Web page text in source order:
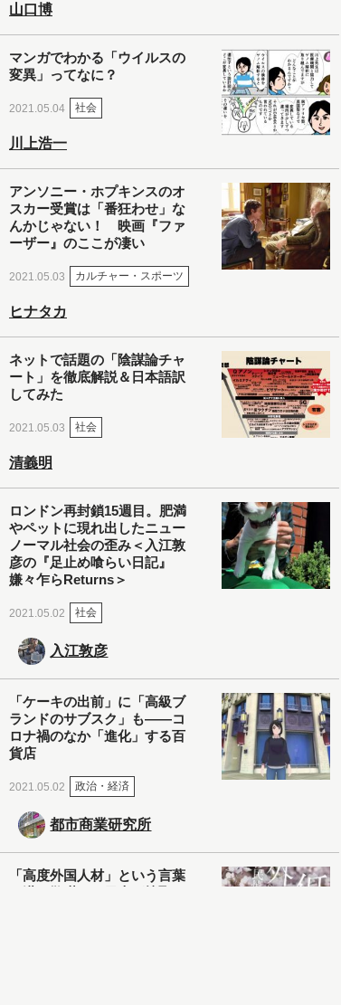
山口博
マンガでわかる「ウイルスの
変異」ってなに？
2021.05.04 社会
川上浩一
アンソニー・ホプキンスのオ
スカー受賞は「番狂わせ」な
んかじゃない！ 映画『ファ
ーザー』のここが凄い
2021.05.03 カルチャー・スポーツ
ヒナタカ
ネットで話題の「陰謀論チャ
ート」を徹底解説＆日本語訳
してみた
2021.05.03 社会
清義明
ロンドン再封鎖15週目。肥満
やペットに現れ出したニュー
ノーマル社会の歪み＜入江敦
彦の『足止め喰らい日記』
嫌々乍らReturns＞
2021.05.02 社会
入江敦彦
「ケーキの出前」に「高級ブ
ランドのサブスク」も――コ
ロナ禍のなか「進化」する百
貨店
2021.05.02 政治・経済
都市商業研究所
「高度外国人材」という言葉